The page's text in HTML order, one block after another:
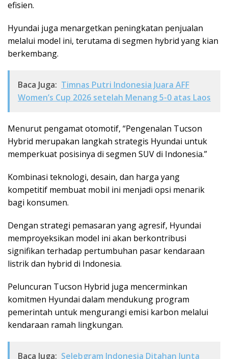
efisien.
Hyundai juga menargetkan peningkatan penjualan
melalui model ini, terutama di segmen hybrid yang kian
berkembang.
Baca Juga: Timnas Putri Indonesia Juara AFF
Women’s Cup 2026 setelah Menang 5-0 atas Laos
Menurut pengamat otomotif, “Pengenalan Tucson
Hybrid merupakan langkah strategis Hyundai untuk
memperkuat posisinya di segmen SUV di Indonesia.”
Kombinasi teknologi, desain, dan harga yang
kompetitif membuat mobil ini menjadi opsi menarik
bagi konsumen.
Dengan strategi pemasaran yang agresif, Hyundai
memproyeksikan model ini akan berkontribusi
signifikan terhadap pertumbuhan pasar kendaraan
listrik dan hybrid di Indonesia.
Peluncuran Tucson Hybrid juga mencerminkan
komitmen Hyundai dalam mendukung program
pemerintah untuk mengurangi emisi karbon melalui
kendaraan ramah lingkungan.
Baca Juga: Selebgram Indonesia Ditahan Junta